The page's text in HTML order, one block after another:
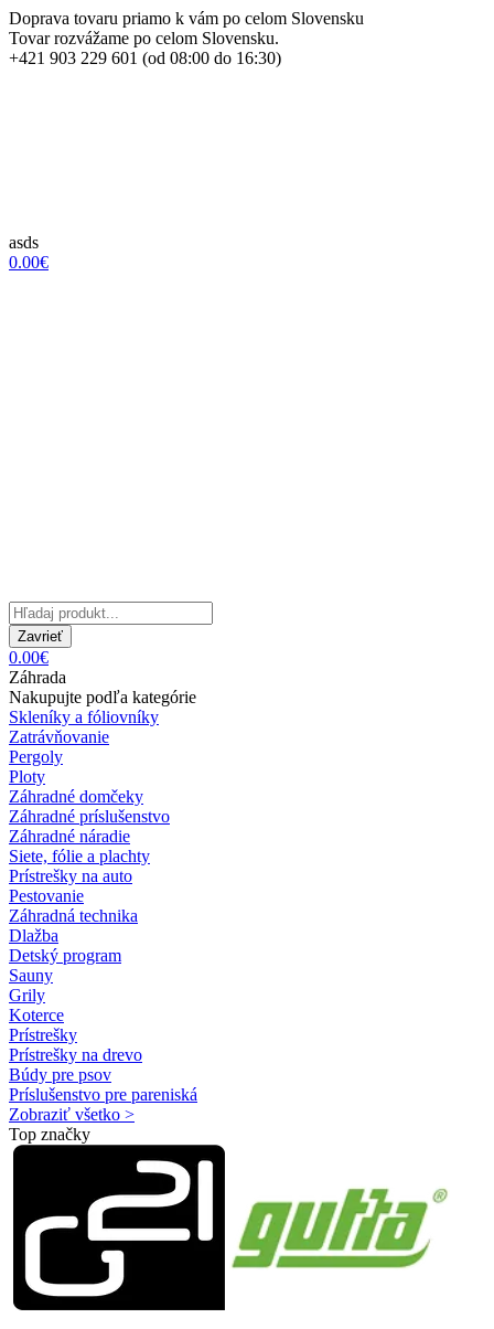
Doprava tovaru priamo k vám po celom Slovensku
Tovar rozvážame po celom Slovensku.
+421 903 229 601 (od 08:00 do 16:30)
asds
0.00€
Zavrieť
0.00€
Záhrada
Nakupujte podľa kategórie
Skleníky a fóliovníky
Zatrávňovanie
Pergoly
Ploty
Záhradné domčeky
Záhradné príslušenstvo
Záhradné náradie
Siete, fólie a plachty
Prístrešky na auto
Pestovanie
Záhradná technika
Dlažba
Detský program
Sauny
Grily
Koterce
Prístrešky
Prístrešky na drevo
Búdy pre psov
Príslušenstvo pre pareniská
Zobraziť všetko >
Top značky